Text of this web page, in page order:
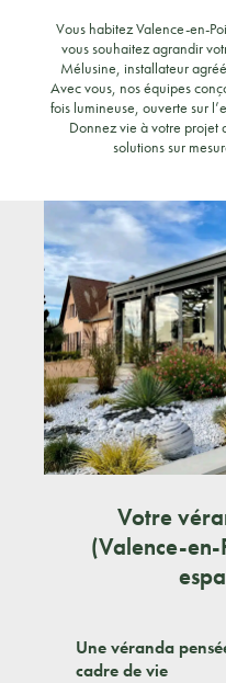
Vous habitez Valence-en-
vous souhaitez agrandir
Mélusine, installateur
Avec vous, nos équipes
fois lumineuse, ouverte sur
Donnez vie à votre projet
solutions sur
Votre
(Valence-
Une véranda
cadre de vie